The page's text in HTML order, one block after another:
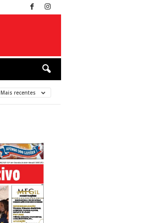
Mais recentes